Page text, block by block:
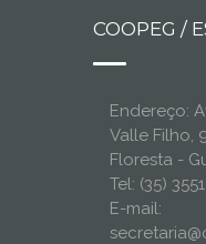
COOPEG /
Endereço:
Valle Filho,
Floresta -
Tel: (35)
E-mail: